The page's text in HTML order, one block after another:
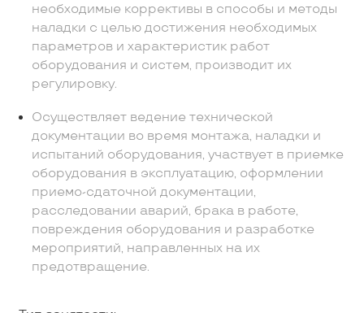
необходимые коррективы в способы и методы
наладки с целью достижения необходимых
параметров и характеристик работ
оборудования и систем, производит их
регулировку.
Осуществляет ведение технической
документации во время монтажа, наладки и
испытаний оборудования, участвует в приемке
оборудования в эксплуатацию, оформлении
приемо-сдаточной документации,
расследовании аварий, брака в работе,
повреждения оборудования и разработке
мероприятий, направленных на их
предотвращение.